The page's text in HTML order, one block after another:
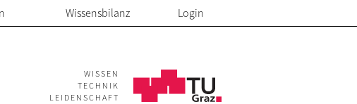
Wissensbilanz Login
WISSEN
TECHNIK
LEIDENSCHAFT